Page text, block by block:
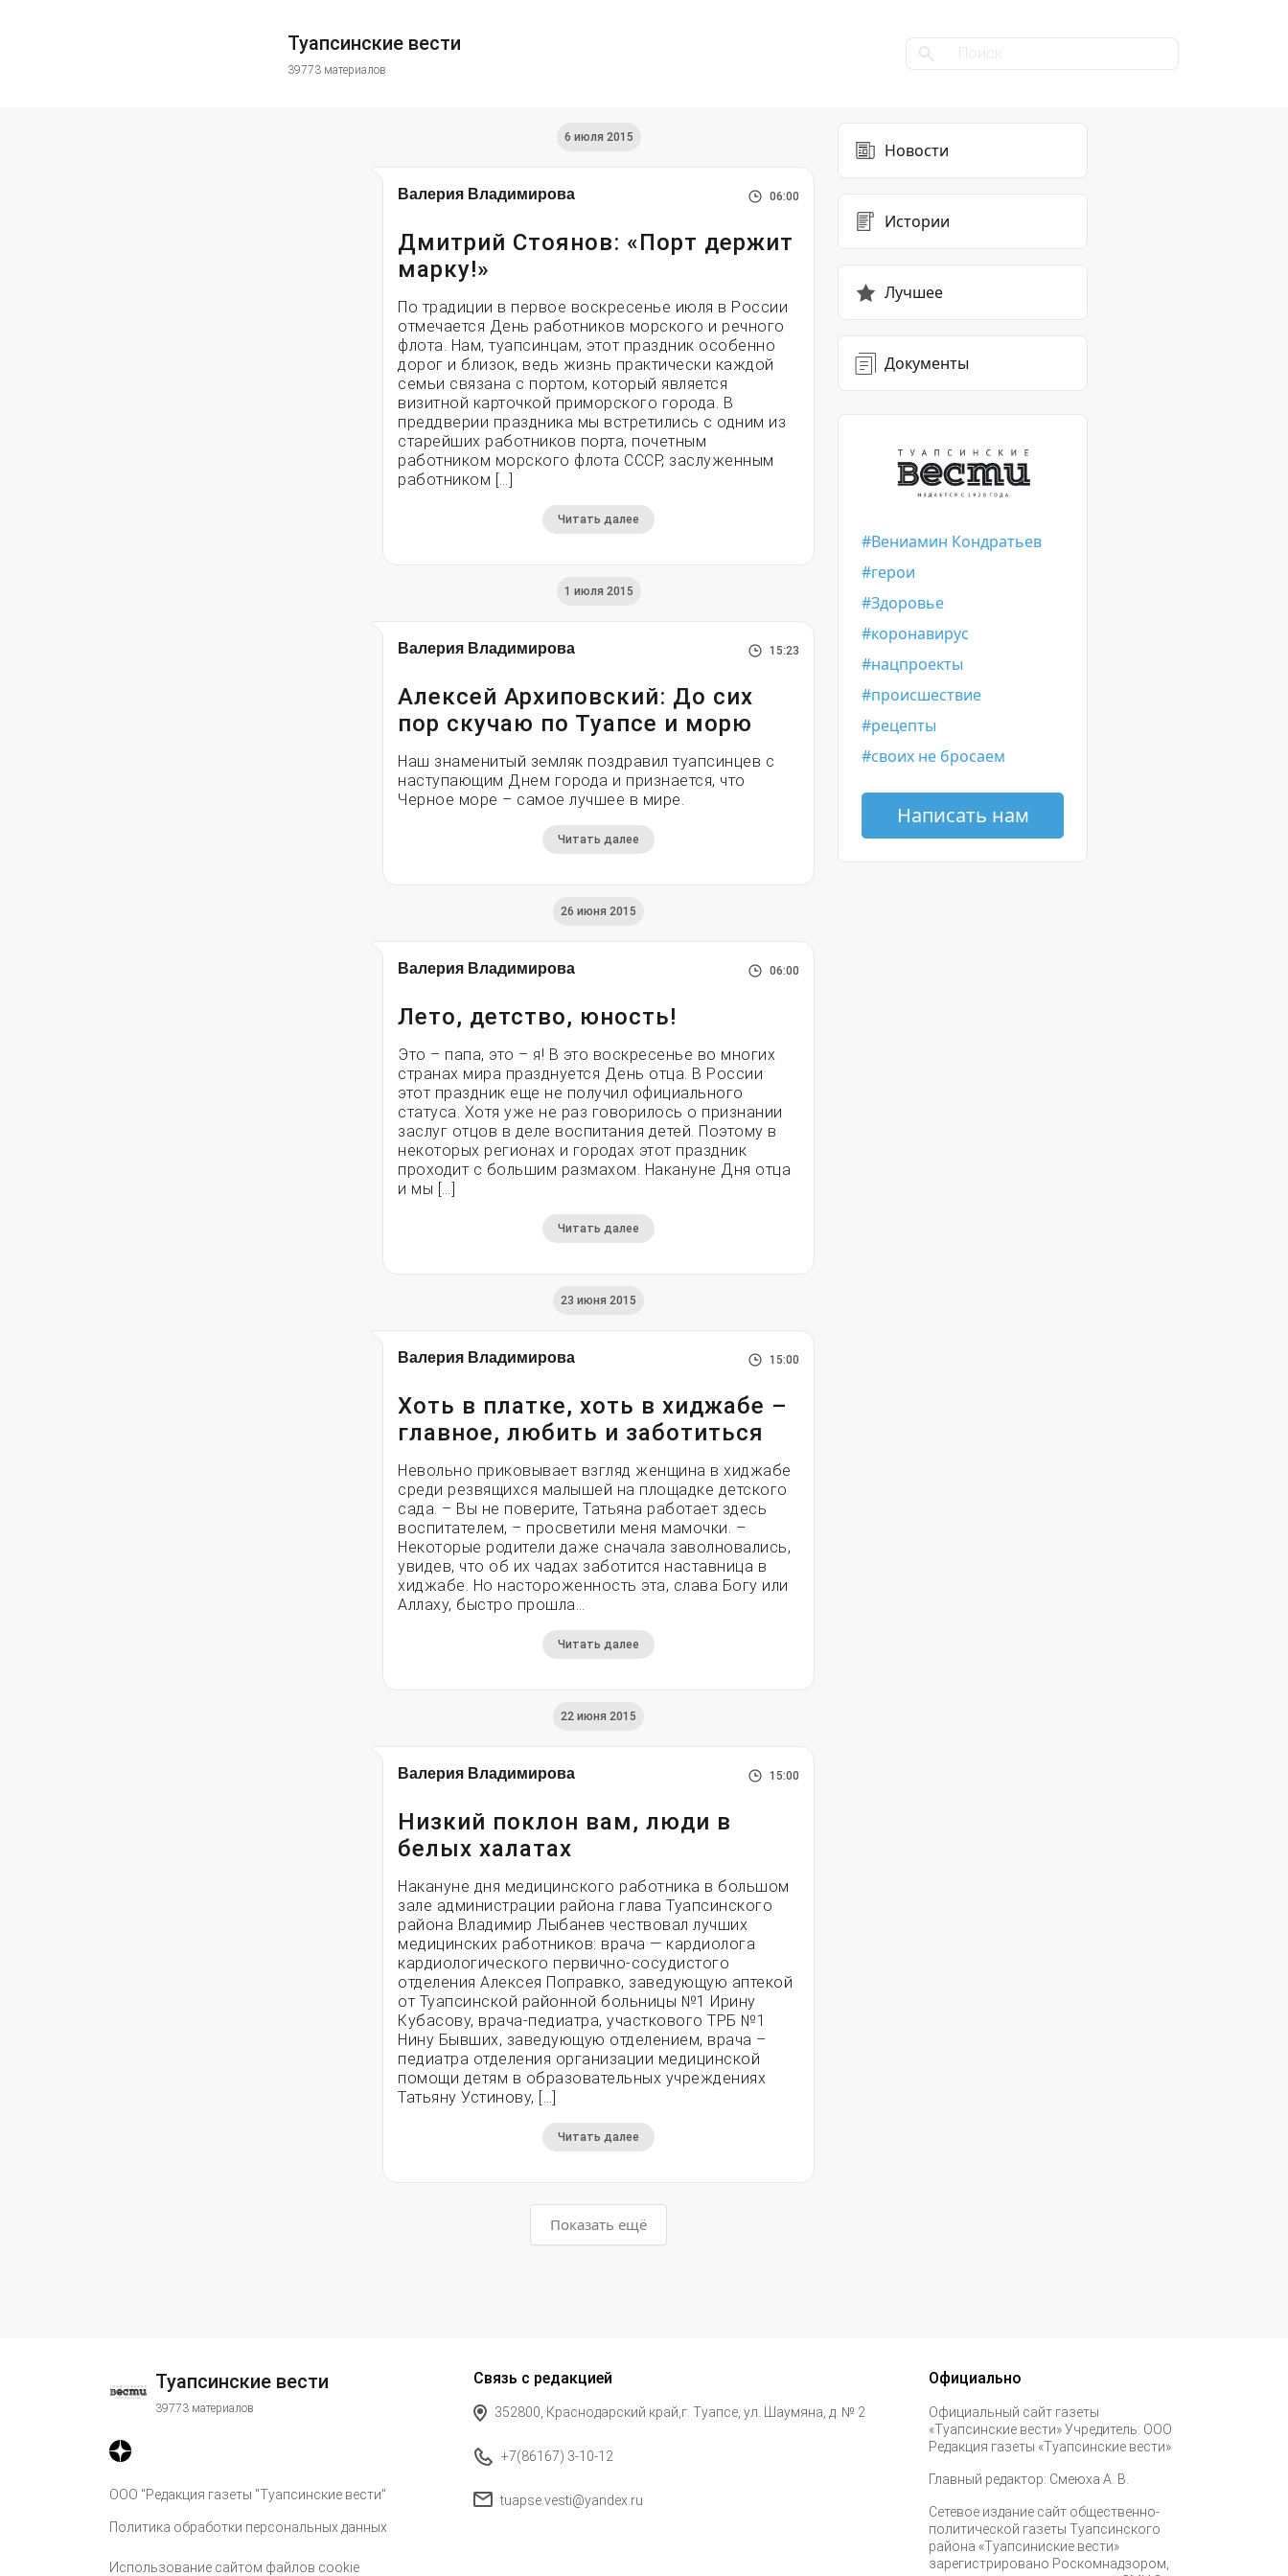
Туапсинские вести
39773 материалов
6 июля 2015
Валерия Владимирова 06:00
Дмитрий Стоянов: «Порт держит
марку!»
По традиции в первое воскресенье июля в России
отмечается День работников морского и речного
флота. Нам, туапсинцам, этот праздник особенно
дорог и близок, ведь жизнь практически каждой
семьи связана с портом, который является
визитной карточкой приморского города. В
преддверии праздника мы встретились с одним из
старейших работников порта, почетным
работником морского флота СССР, заслуженным
работником […]
Читать далее
1 июля 2015
Валерия Владимирова 15:23
Алексей Архиповский: До сих
пор скучаю по Туапсе и морю
Наш знаменитый земляк поздравил туапсинцев с
наступающим Днем города и признается, что
Черное море – самое лучшее в мире.
Читать далее
26 июня 2015
Валерия Владимирова 06:00
Лето, детство, юность!
Это – папа, это – я! В это воскресенье во многих
странах мира празднуется День отца. В России
этот праздник еще не получил официального
статуса. Хотя уже не раз говорилось о признании
заслуг отцов в деле воспитания детей. Поэтому в
некоторых регионах и городах этот праздник
проходит с большим размахом. Накануне Дня отца
и мы […]
Читать далее
23 июня 2015
Валерия Владимирова 15:00
Хоть в платке, хоть в хиджабе –
главное, любить и заботиться
Невольно приковывает взгляд женщина в хиджабе
среди резвящихся малышей на площадке детского
сада. – Вы не поверите, Татьяна работает здесь
воспитателем, – просветили меня мамочки. –
Некоторые родители даже сначала заволновались,
увидев, что об их чадах заботится наставница в
хиджабе. Но настороженность эта, слава Богу или
Аллаху, быстро прошла…
Читать далее
22 июня 2015
Валерия Владимирова 15:00
Низкий поклон вам, люди в
белых халатах
Накануне дня медицинского работника в большом
зале администрации района глава Туапсинского
района Владимир Лыбанев чествовал лучших
медицинских работников: врача — кардиолога
кардиологического первично-сосудистого
отделения Алексея Поправко, заведующую аптекой
от Туапсинской районной больницы №1 Ирину
Кубасову, врача-педиатра, участкового ТРБ №1
Нину Бывших, заведующую отделением, врача –
педиатра отделения организации медицинской
помощи детям в образовательных учреждениях
Татьяну Устинову, […]
Читать далее
Показать ещё
Новости
Истории
Лучшее
Документы
Вениамин Кондратьев
герои
Здоровье
коронавирус
нацпроекты
происшествие
рецепты
своих не бросаем
Написать нам
Туапсинские вести
39773 материалов
ООО "Редакция газеты "Туапсинские вести"
Политика обработки персональных данных
Использование сайтом файлов cookie
Связь с редакцией
352800, Краснодарский край,г. Туапсе, ул. Шаумяна, д. № 2
+7(86167) 3-10-12
tuapse.vesti@yandex.ru
Официально
Официальный сайт газеты
«Туапсинские вести» Учредитель: ООО
Редакция газеты «Туапсинские вести»
Главный редактор: Смеюха А. В.
Сетевое издание сайт общественно-
политической газеты Туапсинского
района «Туапсиниские вести»
зарегистрировано Роскомнадзором,